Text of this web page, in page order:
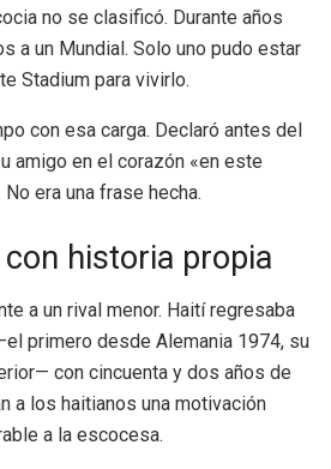
no se clasificó. Durante años
a un Mundial. Solo uno pudo estar
Stadium para vivirlo.
con esa carga. Declaró antes del
amigo en el corazón «en este
era una frase hecha.
historia propia
a un rival menor. Haití regresaba
primero desde Alemania 1974, su
con cincuenta y dos años de
a los haitianos una motivación
a la escocesa.